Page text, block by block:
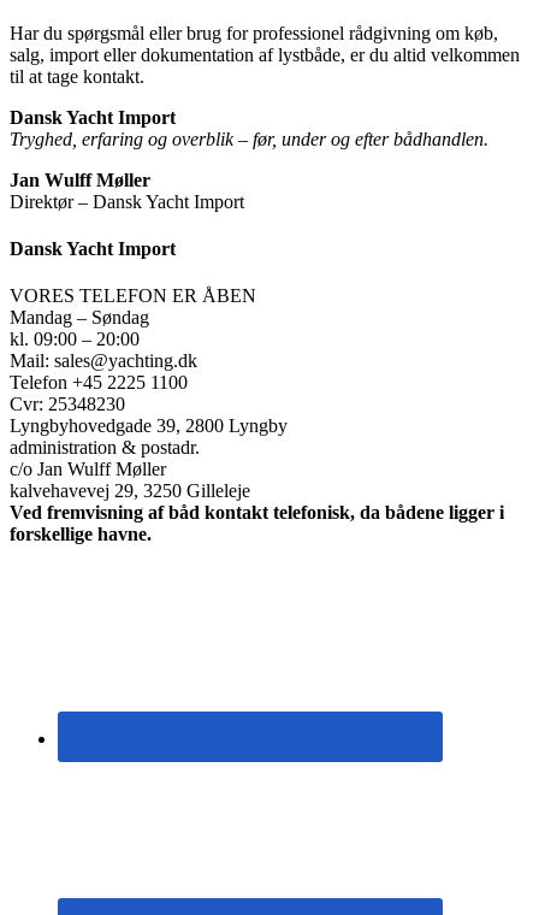
Har du spørgsmål eller brug for professionel rådgivning om køb,
salg, import eller dokumentation af lystbåde, er du altid velkommen
til at tage kontakt.
Dansk Yacht Import
Tryghed, erfaring og overblik – før, under og efter bådhandlen.
Jan Wulff Møller
Direktør – Dansk Yacht Import
Dansk Yacht Import
VORES TELEFON ER ÅBEN
Mandag – Søndag
kl. 09:00 – 20:00
Mail: sales@yachting.dk
Telefon +45 2225 1100
Cvr: 25348230
Lyngbyhovedgade 39, 2800 Lyngby
administration & postadr.
c/o Jan Wulff Møller
kalvehavevej 29, 3250 Gilleleje
Ved fremvisning af båd kontakt telefonisk, da bådene ligger i
forskellige havne.